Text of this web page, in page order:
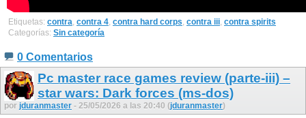
Etiquetas: contra, contra 4, contra hard corps, contra iii, contra spirits
Categorías: Sin categoría
0 Comentarios
Pc master race games review (parte-iii) –
star wars: Dark forces (ms-dos)
por jduranmaster - 25/05/2026 a las 20:40 (jduranmaster)